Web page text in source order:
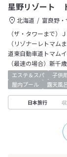
星野リゾート
北海道 富良野
（ザ・タワーまで）
（リゾナーレトマム
道東自動車道トマム
（最速の場合）新千
エステ＆スパ 子供
屋内プール
露天風
日本旅行